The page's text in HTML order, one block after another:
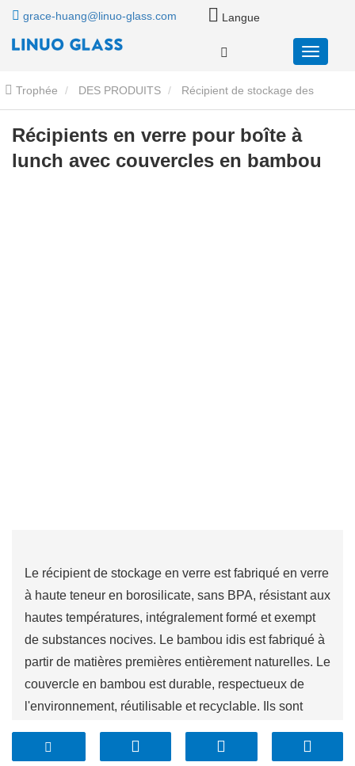
grace-huang@linuo-glass.com Langue
Trophée DES PRODUITS Récipient de stockage des
aliments en verre Conteneurs de stockage de nourriture en verre
avec couvercles en bambou Récipients en verre pour boîte à
Récipients en verre pour boîte à
lunch avec couvercles en bambou
Le récipient de stockage en verre est fabriqué en verre
à haute teneur en borosilicate, sans BPA, résistant aux
hautes températures, intégralement formé et exempt
de substances nocives. Le bambou idis est fabriqué à
partir de matières premières entièrement naturelles. Le
couvercle en bambou est durable, respectueux de
l'environnement, réutilisable et recyclable. Ils sont
et de substances nocives. Les couvercles concaves